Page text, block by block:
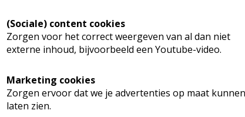
Toon meer filters
(Sociale) content cookies
Zorgen voor het correct weergeven van al dan niet
externe inhoud, bijvoorbeeld een Youtube-video.
Marketing cookies
Zorgen ervoor dat we je advertenties op maat kunnen
laten zien.